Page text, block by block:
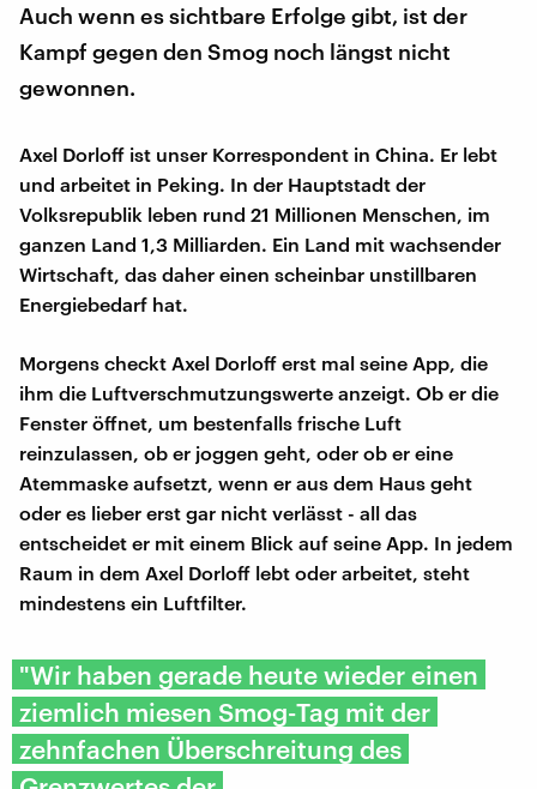
Auch wenn es sichtbare Erfolge gibt, ist der
Kampf gegen den Smog noch längst nicht
gewonnen.
Axel Dorloff ist unser Korrespondent in China. Er lebt
und arbeitet in Peking. In der Hauptstadt der
Volksrepublik leben rund 21 Millionen Menschen, im
ganzen Land 1,3 Milliarden. Ein Land mit wachsender
Wirtschaft, das daher einen scheinbar unstillbaren
Energiebedarf hat.
Morgens checkt Axel Dorloff erst mal seine App, die
ihm die Luftverschmutzungswerte anzeigt. Ob er die
Fenster öffnet, um bestenfalls frische Luft
reinzulassen, ob er joggen geht, oder ob er eine
Atemmaske aufsetzt, wenn er aus dem Haus geht
oder es lieber erst gar nicht verlässt - all das
entscheidet er mit einem Blick auf seine App. In jedem
Raum in dem Axel Dorloff lebt oder arbeitet, steht
mindestens ein Luftfilter.
"Wir haben gerade heute wieder einen
ziemlich miesen Smog-Tag mit der
zehnfachen Überschreitung des